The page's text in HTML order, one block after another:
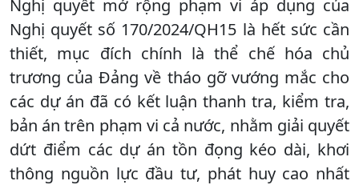
Nghị quyết mở rộng phạm vi áp dụng của
Nghị quyết số 170/2024/QH15 là hết sức cần
thiết, mục đích chính là thể chế hóa chủ
trương của Đảng về tháo gỡ vướng mắc cho
các dự án đã có kết luận thanh tra, kiểm tra,
bản án trên phạm vi cả nước, nhằm giải quyết
dứt điểm các dự án tồn đọng kéo dài, khơi
thông nguồn lực đầu tư, phát huy cao nhất